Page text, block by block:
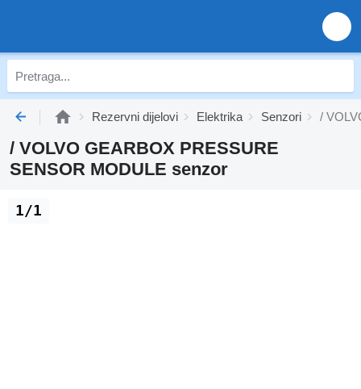
Rezervni dijelovi Elektrika Senzori /
/ VOLVO GEARBOX PRESSURE
SENSOR MODULE senzor
1/1